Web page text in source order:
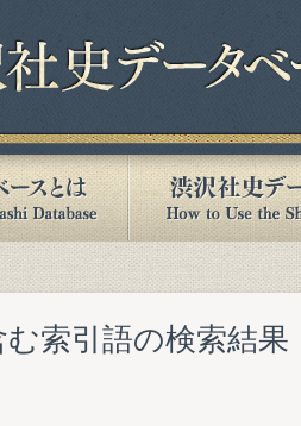
索引語の検索結果